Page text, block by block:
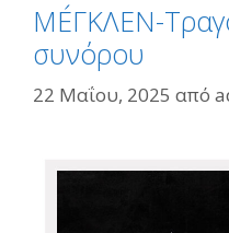
MÉΓΚΛΕΝ-
συνόρου
22 Μαΐου, 2025 από